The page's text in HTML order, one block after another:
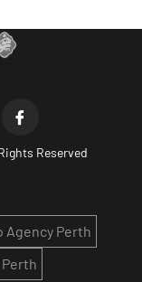
Reserved
Agency Perth